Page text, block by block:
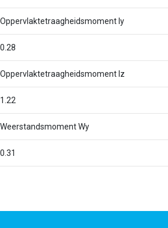
Oppervlaktetraagheidsmoment Iy
0.28
Oppervlaktetraagheidsmoment Iz
1.22
Weerstandsmoment Wy
0.31